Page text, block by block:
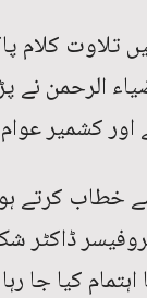
تلاوت کلام
الرحمن نے
اور کشمیر
خطاب کرتے
کیا جا